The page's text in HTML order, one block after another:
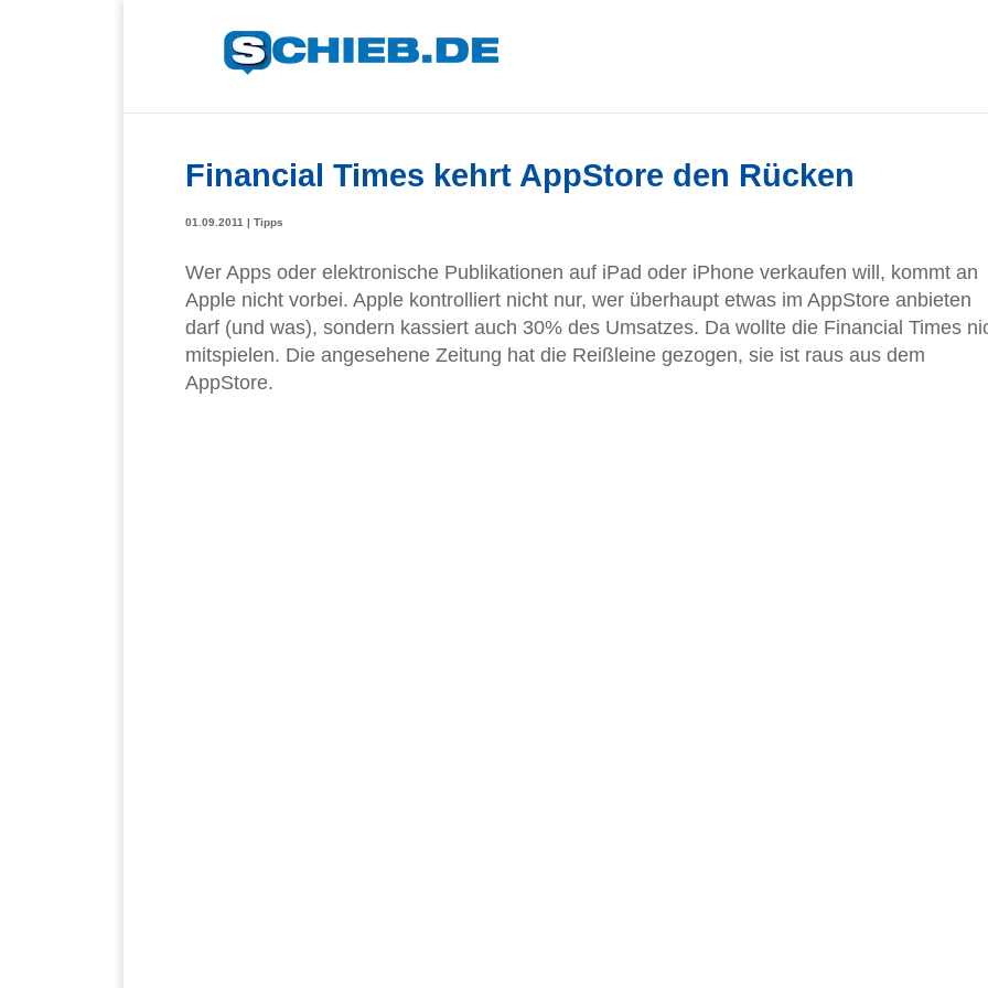
Financial Times kehrt AppStore den Rücken
01.09.2011 | Tipps
Wer Apps oder elektronische Publikationen auf iPad oder iPhone verkaufen will, kommt an
Apple nicht vorbei. Apple kontrolliert nicht nur, wer überhaupt etwas im AppStore anbieten
darf (und was), sondern kassiert auch 30% des Umsatzes. Da wollte die Financial Times
mitspielen. Die angesehene Zeitung hat die Reißleine gezogen, sie ist raus aus dem
AppStore.